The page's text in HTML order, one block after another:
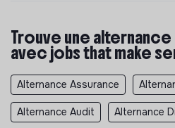
Trouve une
avec jobs that make
Alternance Assurance
Alternance Audit Alternance